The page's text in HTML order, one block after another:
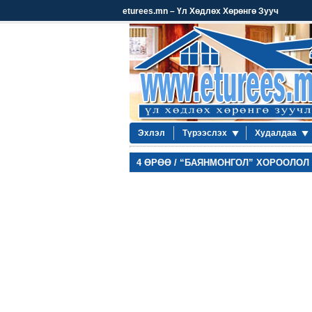
eturees.mn – Үл Хөдлөх Хөрөнгө Зууч
Эхлэл Түрээслэх Худалдаа
4 ӨРӨӨ / “БАЯНМОНГОЛ” ХОРООЛОЛ